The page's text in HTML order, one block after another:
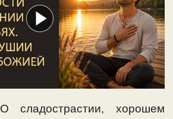
О сладострастии, хорошем